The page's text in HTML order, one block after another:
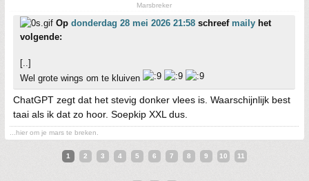
Marsbreker
Op donderdag 28 mei 2026 21:58 schreef maily het
volgende:
[..]
Wel grote wings om te kluiven
ChatGPT zegt dat het stevig donker vlees is. Waarschijnlijk best
taai als ik dat zo hoor. Soepkip XXL dus.
...hier om je mars te breken.
1 2 3 4 5 6 7 8 9 10 11